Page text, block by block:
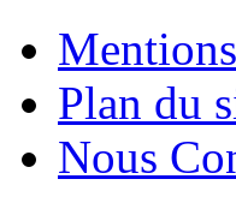
Plan du
Nous